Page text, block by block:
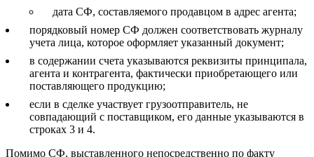
дата СФ, составляемого продавцом в адрес агента;
порядковый номер СФ должен соответствовать журналу
учета лица, которое оформляет указанный документ;
в содержании счета указываются реквизиты принципала,
агента и контрагента, фактически приобретающего или
поставляющего продукцию;
если в сделке участвует грузоотправитель, не
совпадающий с поставщиком, его данные указываются в
строках 3 и 4.
Помимо СФ, выставленного непосредственно по факту